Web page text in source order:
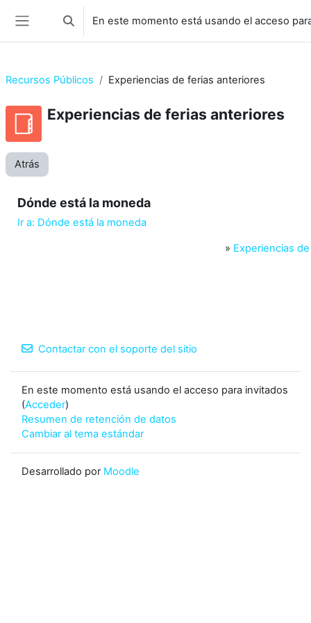
Salta al contenido principal
Panel lateral
Selector de búsqueda de entrada
En este momento está usando el acceso
Recursos Públicos Experiencias de ferias anteriores
Experiencias de ferias anteriores
Atrás
Dónde está la moneda
Ir a: Dónde está la moneda
» Experiencias
Contactar con el soporte del sitio
En este momento está usando el acceso para invitados
(Acceder)
Resumen de retención de datos
Cambiar al tema estándar
Desarrollado por Moodle